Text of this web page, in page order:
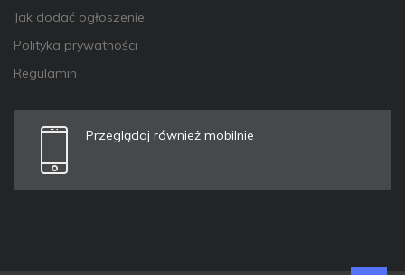
Jak dodać ogłoszenie
Polityka prywatności
Regulamin
Przeglądaj również mobilnie